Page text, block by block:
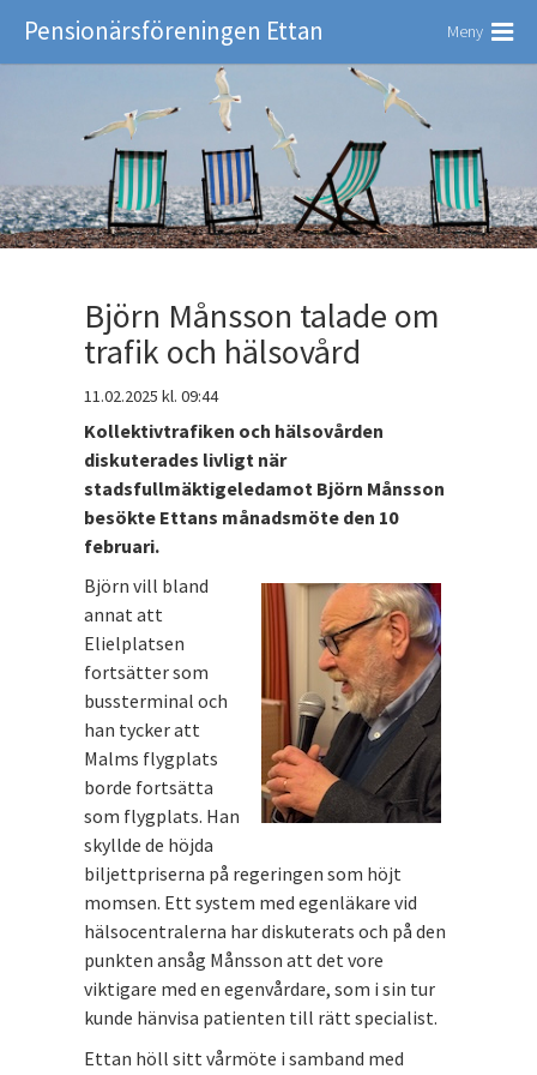
Pensionärsföreningen Ettan Meny
Björn Månsson talade om
trafik och hälsovård
11.02.2025 kl. 09:44
Kollektivtrafiken och hälsovården
diskuterades livligt när
stadsfullmäktigeledamot Björn Månsson
besökte Ettans månadsmöte den 10
februari.
Björn vill bland
annat att
Elielplatsen
fortsätter som
bussterminal och
han tycker att
Malms flygplats
borde fortsätta
som flygplats. Han
skyllde de höjda
biljettpriserna på regeringen som höjt
momsen. Ett system med egenläkare vid
hälsocentralerna har diskuterats och på den
punkten ansåg Månsson att det vore
viktigare med en egenvårdare, som i sin tur
kunde hänvisa patienten till rätt specialist.
Ettan höll sitt vårmöte i samband med